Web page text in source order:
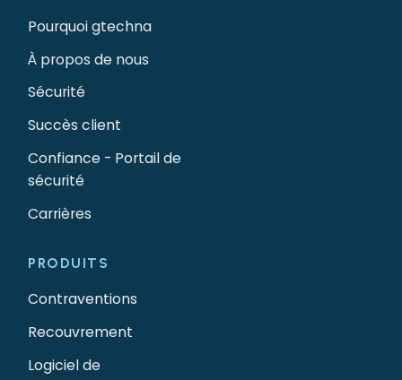
Pourquoi gtechna
À propos de nous
Sécurité
Succès client
Confiance - Portail de
sécurité
Carrières
PRODUITS
Contraventions
Recouvrement
Logiciel de